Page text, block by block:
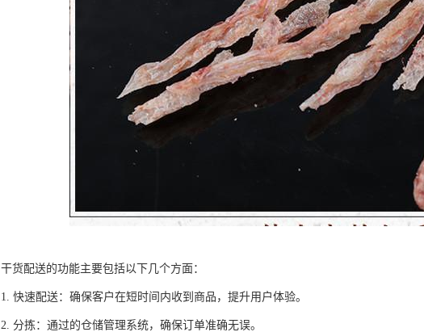
干货配送的功能主要包括以下几个方面：
1. 快速配送：确保客户在短时间内收到商品，提升用户体验。
2. 分拣：通过的仓储管理系统，确保订单准确无误。